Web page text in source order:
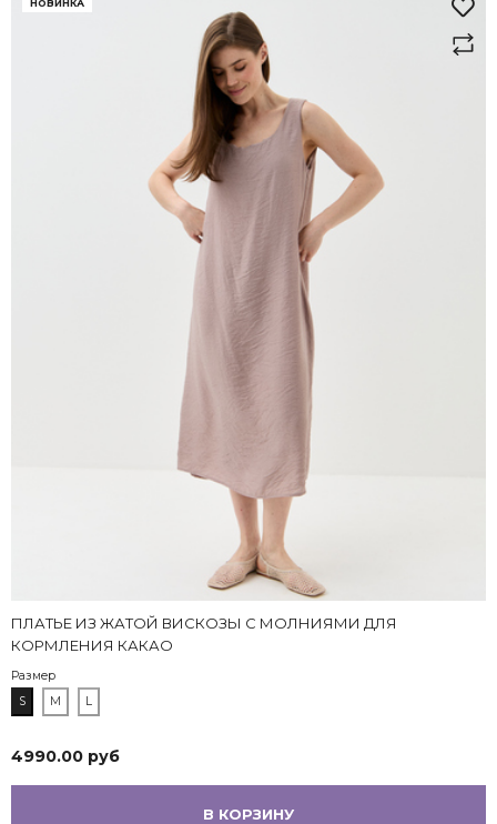
здесь
здесь
ПЛАТЬЕ ИЗ ЖАТОЙ ВИСКОЗЫ С МОЛНИЯМИ ДЛЯ
КОРМЛЕНИЯ КАКАО
Размер
S
M L
4990.00 руб
В КОРЗИНУ